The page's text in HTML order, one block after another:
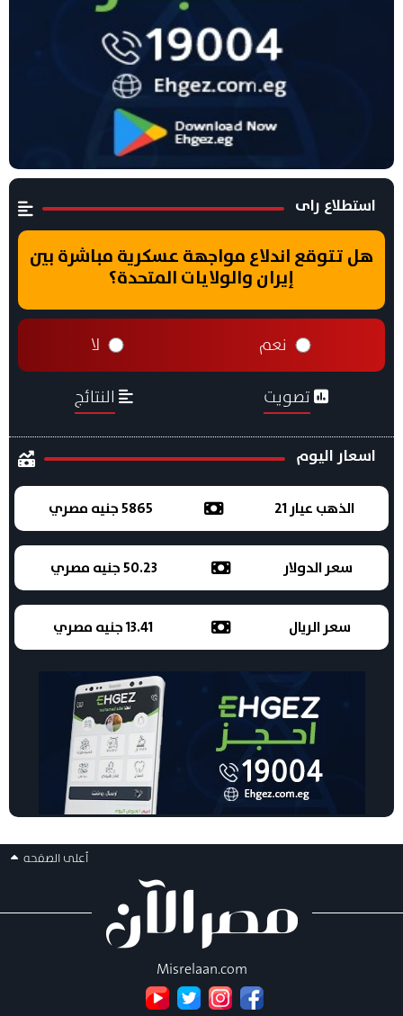
استطلاع راى
هل تتوقع اندلاع مواجهة عسكرية مباشرة بين
إيران والولايات المتحدة؟
نعم لا
تصويت النتائج
اسعار اليوم
الذهب عيار 21 5865 جنيه مصري
سعر الدولار 50.23 جنيه مصري
سعر الريال 13.41 جنيه مصري
أعلى الصفحه
Misrelaan.com